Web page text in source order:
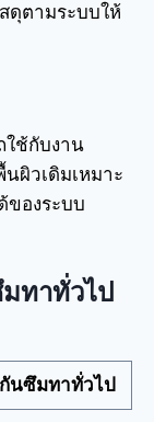
ตามระบบให้
ใช้กับงาน
ผิวเดิมเหมาะ
ของระบบ
ทาทั่วไป
กันซึมทาทั่วไป